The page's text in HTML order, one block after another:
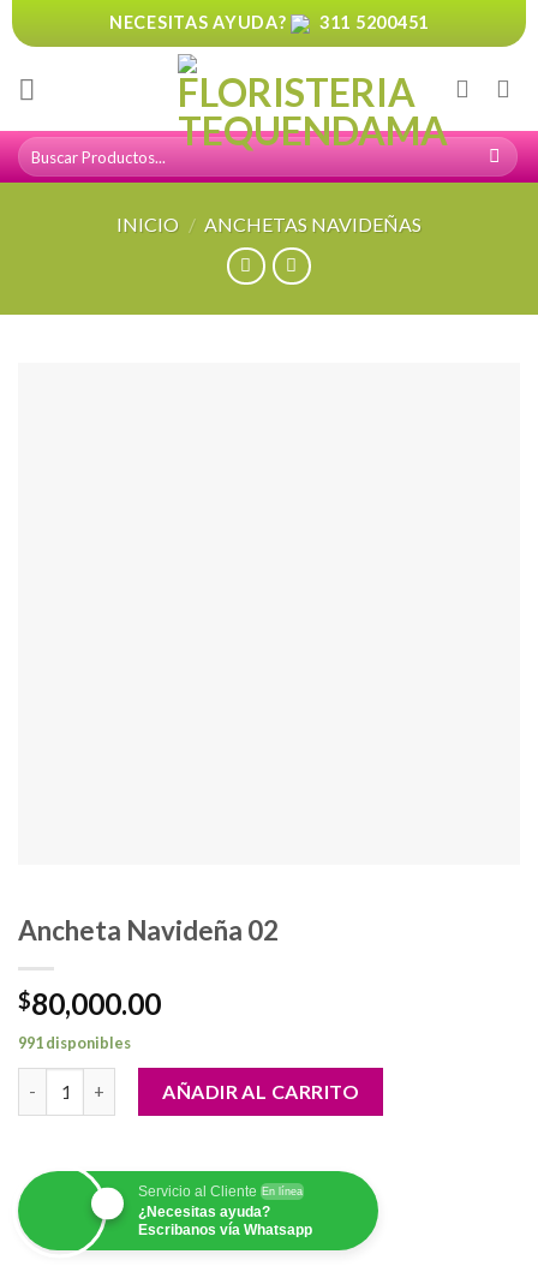
to
content
NECESITAS AYUDA? 311 5200451
Buscar
por:
INICIO / ANCHETAS NAVIDEÑAS
Ancheta Navideña 02
$80,000.00
991 disponibles
Ancheta Navideña 02 cantidadAÑADIR AL CARRITO
Servicio al Cliente En línea
¿Necesitas ayuda?
Escribanos vía Whatsapp